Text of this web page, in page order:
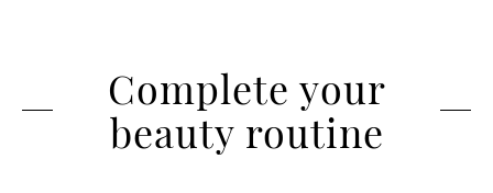
Complete your
beauty routine